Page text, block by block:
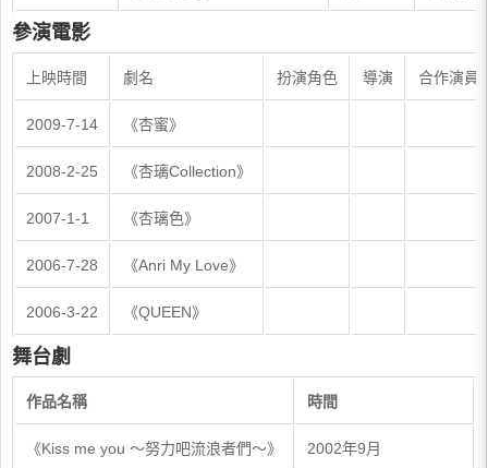
參演電影
上映時間 劇名 扮演角色 導演 合作演員
2009-7-14 《杏蜜》
2008-2-25 《杏璃Collection》
2007-1-1 《杏璃色》
2006-7-28 《Anri My Love》
2006-3-22 《QUEEN》
舞台劇
作品名稱 時間
《Kiss me you ～努力吧流浪者們～》 2002年9月